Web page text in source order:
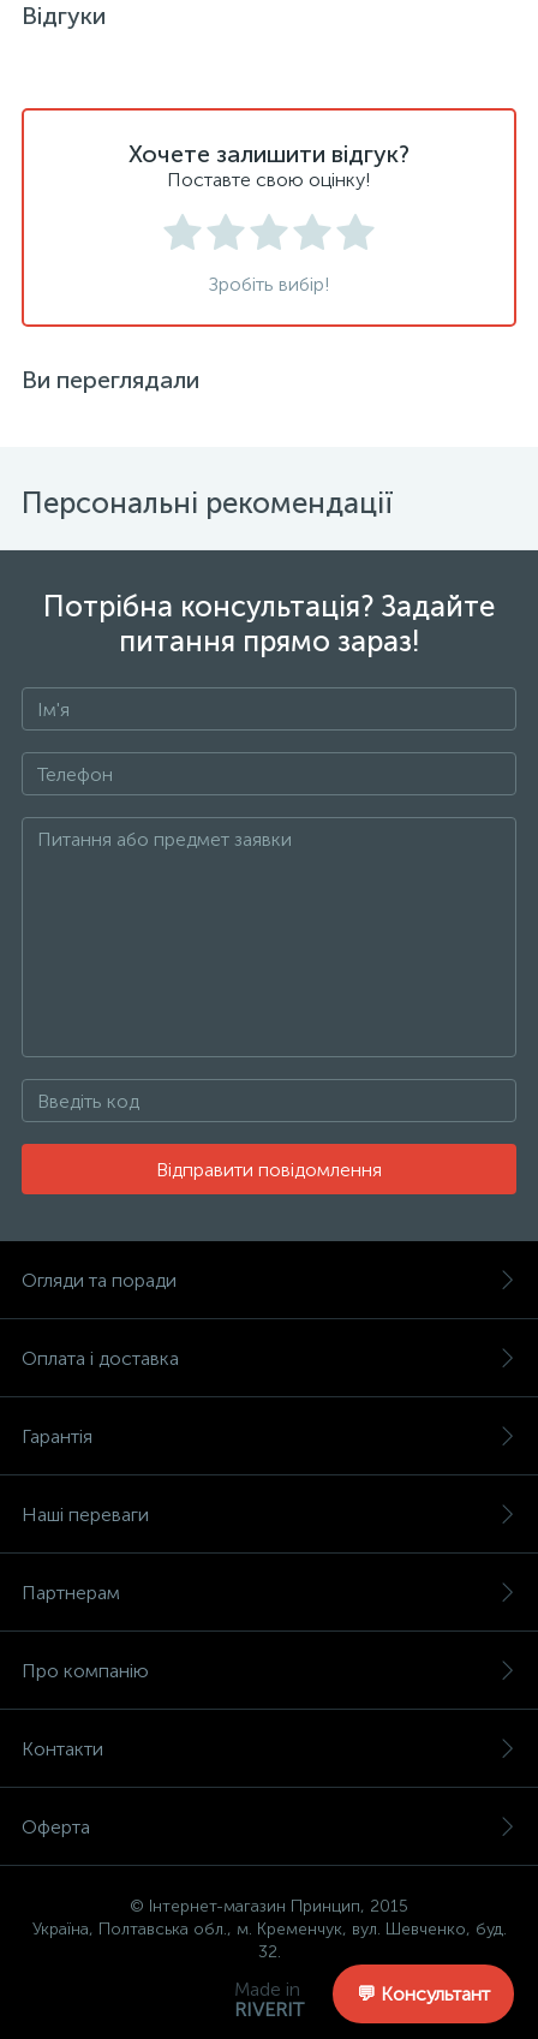
Відгуки
Хочете залишити відгук?
Поставте свою оцінку!
Зробіть вибір!
Ви переглядали
Персональні рекомендації
Потрібна консультація? Задайте
питання прямо зараз!
Відправити повідомлення
Огляди та поради
Оплата і доставка
Гарантія
Наші переваги
Партнерам
Про компанію
Контакти
Оферта
© Інтернет-магазин Принцип, 2015
Україна, Полтавська обл., м. Кременчук, вул. Шевченко, буд.
32.
Made in
RIVERIT
💬 Консультант